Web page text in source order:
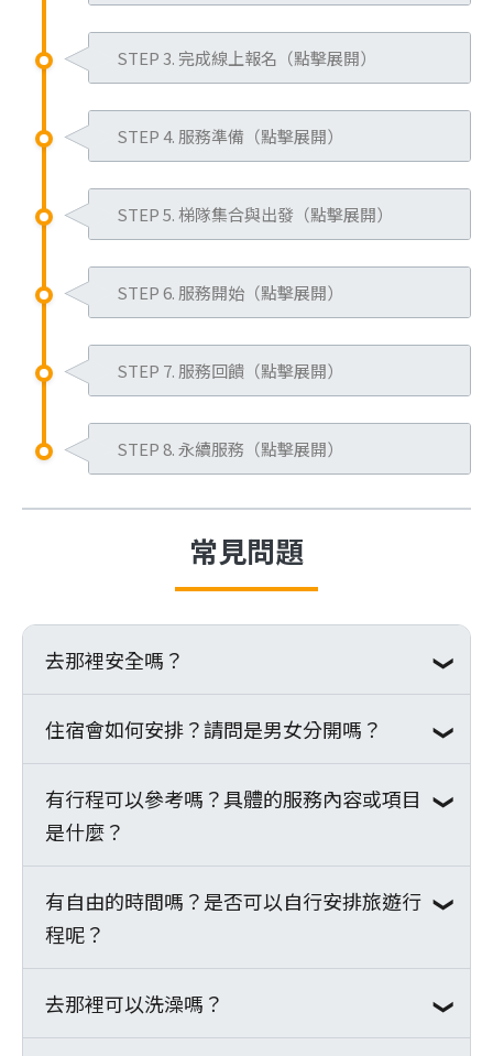
而微客國際志工主要著重於孩童陪
伴，以區域結合不同的弱勢兒童議題
為出發，並以團隊方式進行服務為理
念。
您可先閱讀官網各梯隊簡章(點我了解
更多)或參與說明會(點我了解更多
也可於上班日10:00至17:00致電微客
總部等方式，事先瞭解各據點情況或
直接報名梯隊，並於報名繳費後，參
與微客總部所辦理的「微客志工訓
練」實際了解更多微客服務。
微客的服務據點遍及泰國、菲律賓、
蒙古國、尼泊爾、印度、台灣、非
志工進入當地，進行5至12天的弱勢
兒少服務。微客梯隊全年度開放報
名，每年 8 月份會開放隔年梯隊報
名，您可依照國家、時間、關注議題
等選擇適合您的梯次，也可選擇台灣
集合或當地集合。
【台灣集合】
費用包含機票、當地交通及住宿、服
務據點內膳食、2至3次行前籌備訓
練、保險、微客排汗衫、梯隊手環、
台灣梯隊-滿15歲者保200萬意外身故
及20萬意外醫療，未滿15歲者僅保10
萬意外醫療；
國外梯隊-滿15歲者保400萬意外身故
及40萬疾病意外醫療，未滿15歲者僅
保20萬疾病意外醫療。
宜，請見諒。
【當地集合】
務據點內膳食、2至3次行前籌備訓
STEP 3. 完成線上報名（點擊展開）
透過官網選擇您想要報名的梯
次，註冊會員並登入填寫基本
報名成功後，將收到Email通
知，登入會員即可查詢您所報
名梯次的行程及引導員等相關
資料。
並於期限內繳交費用，於七日
內上傳所需資料，例如護照影
本、台胞證影本(中國大陸梯
次)、家長同意書(link is external)
(未滿20歲
者)等。
※完成以上步驟即報名成功
STEP 4. 服務準備（點擊展開）
閱讀「服務預備起」系列信
件。
名)，了解包含相關出隊須知、
服務核心與理念、服務環境、
志工角色…等，提升於服務期
間之知能。
預先購買從自家住處至集合地
之來回車票(特別是台灣梯隊-
東部地區)。
於出發前1~2個月至旅遊醫學門
診諮詢，備齊個人常備藥品。
依各國入境規定，儘早辦理簽
完成役男出境申請，請至移民
「出境核准通知單」紙本，於
機場櫃檯前出示(報名台灣梯隊
依個人需求辦理其他保險。
品等。
(如軍人)出隊需要文件者，請
Email至waker@waker.org.tw
申請。
STEP 5. 梯隊集合與出發（點擊展開）
根據出隊通知或當地集合通知，準時
抵達集合地點。若因個人因素未能準
與梯隊同時間進入服務據點，將視同
放棄此次服務資格，且不予以退費。
※點我查看微客梯隊退費
STEP 6. 服務開始（點擊展開）
微客國際志工服務的三大面向：弱勢
孩童陪伴及活動帶領(佔40%)、體驗
收穫(佔20%)。服務過程中遵守微客
服務規範，並隨引導員的帶領，進行
團隊行動。
STEP 7. 服務回饋（點擊展開）
於梯隊結束後兩週內，登入會員找到
所報名之梯次，上傳不限任何形式的
畫、IG或FB公開分享貼文並標註微客
截圖、GoogleMap搜尋微客公益行動
協會評論截圖等，經審核後，即可立
即取得志工證明電子檔。
STEP 8. 永續服務（點擊展開）
束而就此劃上句點。梯隊結束後，如
何達到「陪伴服務的延續」更是微客
重視的一環。
梯隊結束後，歡迎持續參加志工增能
訓練、擔任說明會的分享者、講師、
公益購的模特、活動規劃回饋者、分
享梯隊影像紀錄、參與其他服務專
案、成為年度活動志工或透過培訓成
為引導員( 點我了解更多)；除了上述
的實際行動參與方式，更可以透過
款支持，深化微客在全球的各項服務
專案，將服務的感動以及精神延續下
常見問題
去那裡安全嗎？
微客一向以志工安全為第一考量，透過探勘
隊、探勘服務隊、服務隊的階段，評估據點
及周遭環境的安全性，同時在出隊前及期
間，微客當地所在的服務據點人員，亦會每
日回報當地安全狀況；另微客梯隊皆以團隊
方式進行服務，絕不可脫隊單獨行動。而志
工在市區自由活動時，仍應注意自身安全、
住宿會如何安排？請問是男女分開嗎？
皆住在據點提供的志工宿舍，男女分宿；房
間內有簡易的床架及床墊，若有個人衛生習
慣請自行準備睡袋，建議可至登山用品店購
買或租借。
有行程可以參考嗎？具體的服務內容或項目
是什麼？
微客的服務行程基本分為集合、服務、市區
自由時間、返程四個部分。
◆集合：出隊首日於台灣機場集合，搭乘飛
機前往當地，抵達當地機場與自行前往者集
有自由的時間嗎？是否可以自行安排旅遊行
程呢？
梯隊期間恕無法自行安排個人旅遊行程，但
可於梯隊規範的自由時間前往附近小賣舖。
去那裡可以洗澡嗎？